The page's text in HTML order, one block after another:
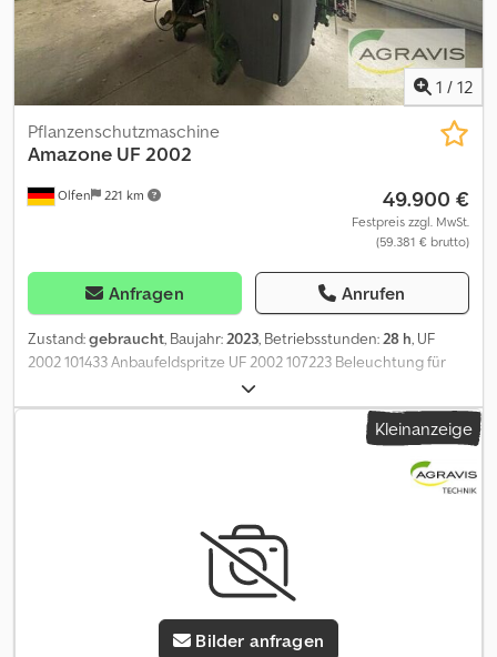
1 / 12
Olfen 221 km
Pflanzenschutzmaschine
Amazone UF 2002
49.900 €
Festpreis zzgl. MwSt.
(59.381 € brutto)
Anfragen Anrufen
Zustand:gebraucht, Baujahr:2023, Betriebsstunden:28 h, UF
2002 101433 Anbaufeldspritze UF 2002 107223 Beleuchtung für
die Straßenfahrt 101441 Spülwassertank 350 l 103943
Pumpenausstattung 300 l/min EJ678 Gelenkwelle Walterscheid
W100E 810 114619 Bedienarmatur UF02 ISOBUS 102330
Super-S2-Spritzgestänge 24 m 108526 Spritzleitung AmaSwitch
24 m Super-S2 108519 Verlagerungssatz 25-cm-Düsenabstand
117391 Profi-Klappung 1 für Super-S 103884 Elektronikpaket UF02
ISOBUS 105399 DistanceControl plus ISOBUS 119620
Gerätehydraulil Ölumlauf 106080 Integrierte Abstellfüße 103945
Saugschlauch 2 1/2 Zoll, 8 m 105751 Befüllung Spülwassertank
Kleinanzeige
Bilder anfragen